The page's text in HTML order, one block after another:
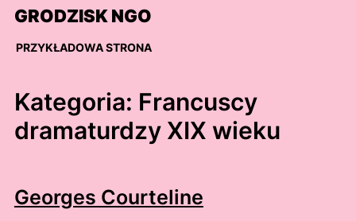
Skip
content
GRODZISK NGO
PRZYKŁADOWA STRONA
Kategoria: Francuscy
dramaturdzy XIX wieku
Georges Courteline